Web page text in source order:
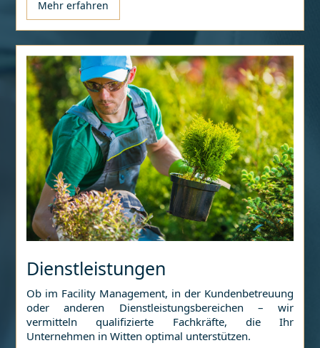
Mehr erfahren
Dienstleistungen
Ob im Facility Management, in der Kundenbetreuung
oder anderen Dienstleistungsbereichen – wir
vermitteln qualifizierte Fachkräfte, die Ihr
Unternehmen inWitten optimal unterstützen.